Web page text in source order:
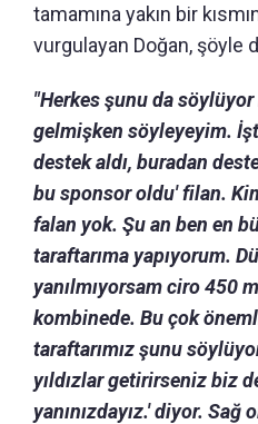
tamamına yakın bir
vurgulayan Doğan, şöyle
"Herkes şunu da söylüyor
gelmişken söyleyeyim.
destek aldı, buradan
bu sponsor oldu' filan.
falan yok. Şu an ben en
taraftarıma yapıyorum.
yanılmıyorsam ciro 450
kombinede. Bu çok
taraftarımız şunu
yıldızlar getirirseniz biz
yanınızdayız.' diyor. Sağ